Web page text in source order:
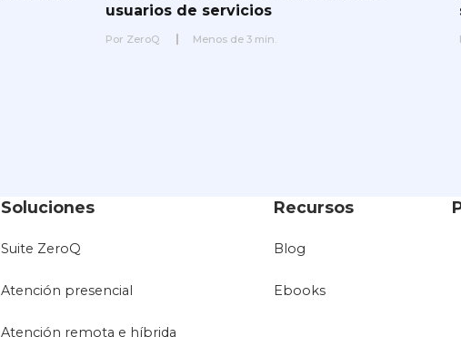
usuarios de servicios
Por ZeroQ Menos de 3 min.
Soluciones
Suite ZeroQ
Atención presencial
Atención remota e híbrida
Recursos
Blog
Ebooks